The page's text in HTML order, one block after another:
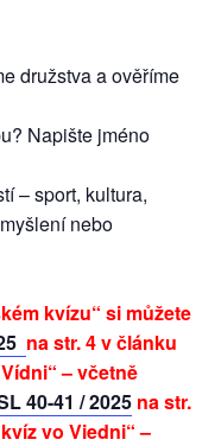
družstva a ověříme
Napište jméno
– sport, kultura,
nebo
kvízu“ si můžete
na str. 4 v článku
– včetně
40-41 / 2025 na str.
vo Viedni“ –